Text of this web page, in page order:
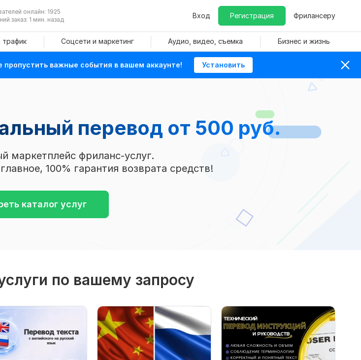
онлайн: 1925
заказ: 1 мин. назад
Вход Регистрация Фрилансеру
трафик Соцсети и маркетинг Аудио, видео, съемка Бизнес и жизнь
важные события в вашем аккаунте! Установить
перевод от 500 руб.
маркетплейс фриланс-услуг.
100% гарантия возврата средств!
каталог услуг
по вашему запросу